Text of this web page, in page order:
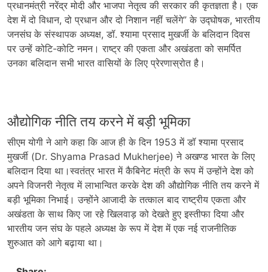
प्रधानमंत्री नरेंद्र मोदी और भाजपा नेतृत्व की सरकार की कृतज्ञता है। एक
देश में दो विधान, दो प्रधान और दो निशान नहीं चलेंगे” के उद्घोषक, भारतीय
जनसंघ के संस्थापक अध्यक्ष, डॉ. श्यामा प्रसाद मुखर्जी के बलिदान दिवस
पर उन्हें कोटि-कोटि नमन। राष्ट्र की एकता और अखंडता को समर्पित
उनका बलिदान सभी भारत वासियों के लिए प्रेरणास्रोत है।
औद्योगिक नीति तय करने में बड़ी भूमिका
सीएम योगी ने आगे कहा कि आज ही के दिन 1953 में डॉ श्यामा प्रसाद
मुखर्जी (Dr. Shyama Prasad Mukherjee) ने अखण्ड भारत के लिए
बलिदान दिया था।स्वतंत्र भारत में कैबिनेट मंत्री के रूप में उन्होंने देश को
अपने विजनरी नेतृत्व में लाभान्वित करके देश की औद्योगिक नीति तय करने में
बड़ी भूमिका निभाई। उन्होंने आजादी के तत्काल बाद राष्ट्रीय एकता और
अखंडता के साथ किए जा रहे खिलवाड़ को देखते हुए इस्तीफा दिया और
भारतीय जन संघ के पहले अध्यक्ष के रूप में देश में एक नई राजनीतिक
शुरुआत को आगे बढ़ाया था।